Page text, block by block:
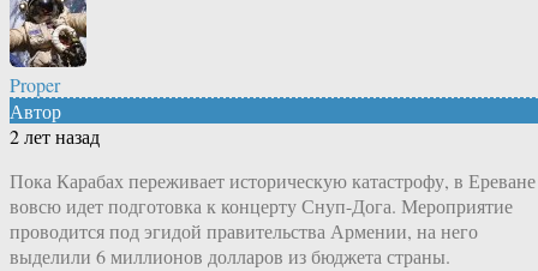
Proper
Автор
2 лет назад
Пока Карабах переживает историческую катастрофу, в Ереване
вовсю идет подготовка к концерту Снуп-Дога. Мероприятие
проводится под эгидой правительства Армении, на него
выделили 6 миллионов долларов из бюджета страны.